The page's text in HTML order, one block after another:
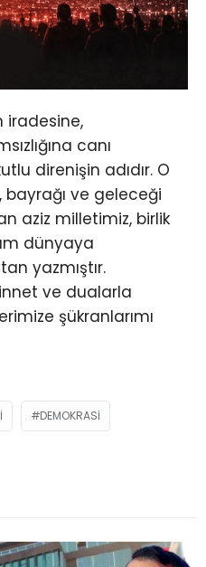
iradesine,
canı
direnişin adıdır. O
bayrağı ve geleceği
aziz milletimiz, birlik
dünyaya
yazmıştır.
ve dualarla
şükranlarımı
DEMOKRASI